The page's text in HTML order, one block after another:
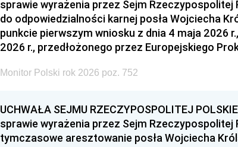
sprawie wyrażenia przez Sejm Rzeczypospolitej
do odpowiedzialności karnej posła Wojciecha
punkcie pierwszym wniosku z dnia 4 maja 2026
2026 r., przedłożonego przez Europejskiego
Monitor Polski rok 2026 poz. 752
UCHWAŁA SEJMU RZECZYPOSPOLITEJ
sprawie wyrażenia przez Sejm
tymczasowe aresztowanie posła Wojciecha